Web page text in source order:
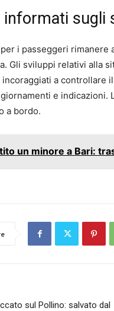
informati sugli
i passeggeri
Gli sviluppi relativi alla
a controllare
e indicazioni.
a bordo.
un minore a Bari:
sul Pollino: salvato dal